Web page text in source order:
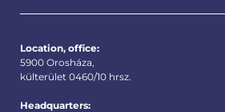
Location, office:
5900 Orosháza,
külterület 0460/10 hrsz.
Headquarters: